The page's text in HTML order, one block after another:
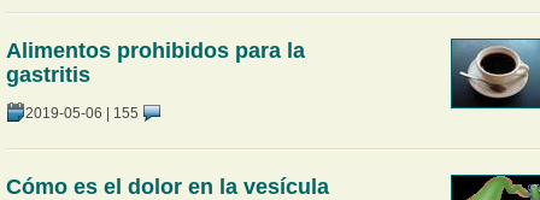
Alimentos prohibidos para la
gastritis
2019-05-06 | 155
Cómo es el dolor en la vesícula